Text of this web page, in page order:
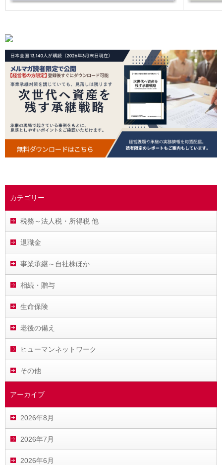
カテゴリー
税務～法人税・所得税 他
退職金
事業承継～自社株ほか
相続・贈与
生命保険
老後の備え
ヒューマンネットワーク
その他
アーカイブ
2026年8月
2026年7月
2026年6月